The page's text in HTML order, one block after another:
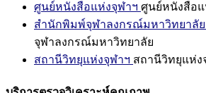
ศูนย์หนังสือแห่งจุฬาฯ ศูนย์หนังสือแ
สำนักพิมพ์จุฬาลงกรณ์มหาวิทยาลัย
จุฬาลงกรณ์มหาวิทยาลัย
สถานีวิทยุแห่งจุฬาฯ สถานีวิทยุแห่ง